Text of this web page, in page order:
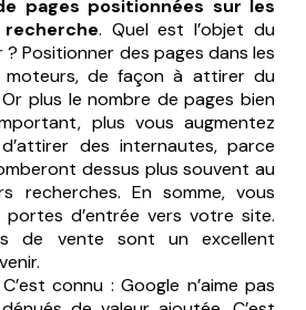
pages positionnées sur les
. Quel est l’objet du
? Positionner des pages dans les
moteurs, de façon à attirer du
plus le nombre de pages bien
plus vous augmentez
des internautes, parce
dessus plus souvent au
recherches. En somme, vous
d’entrée vers votre site.
de vente sont un excellent
connu : Google n’aime pas